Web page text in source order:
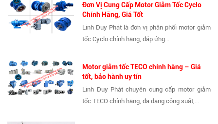
Đơn Vị Cung Cấp Motor Giảm Tốc Cyclo
Chính Hãng, Giá Tốt
Linh Duy Phát là đơn vị phân phối motor giảm
tốc Cyclo chính hãng, đáp ứng...
Motor giảm tốc TECO chính hãng – Giá
tốt, bảo hành uy tín
Linh Duy Phát chuyên cung cấp motor giảm
tốc TECO chính hãng, đa dạng công suất,...